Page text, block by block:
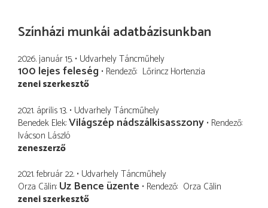
Színházi munkái adatbázisunkban
2026. január 15. Udvarhely Táncműhely
100 lejes feleség Rendező Lőrincz Hortenzia
zenei szerkesztő
2021. április 13. Udvarhely Táncműhely
Benedek Elek Világszép nádszálkisasszony Rendező
Ivácson László
zeneszerző
2021. február 22. Udvarhely Táncműhely
Orza Călin Uz Bence üzente Rendező Orza Călin
zenei szerkesztő